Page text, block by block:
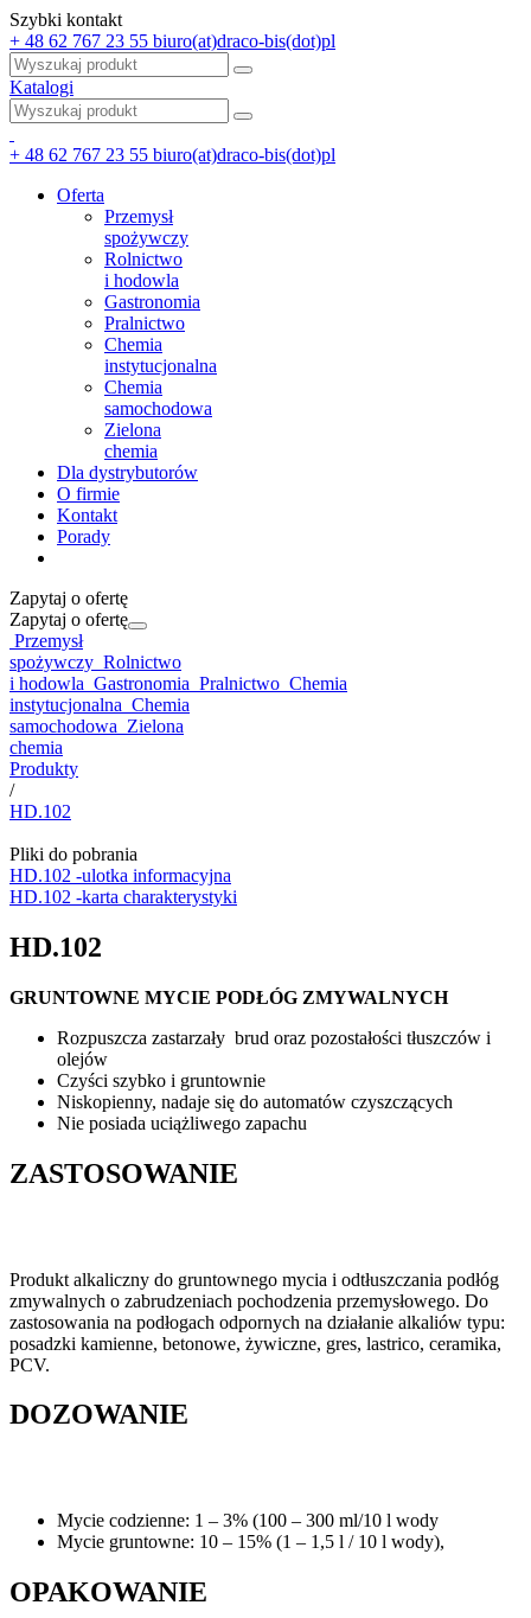
Szybki kontakt
+ 48 62 767 23 55 biuro(at)draco-bis(dot)pl
Katalogi
+ 48 62 767 23 55 biuro(at)draco-bis(dot)pl
Oferta
Przemysł
spożywczy
Rolnictwo
i hodowla
Gastronomia
Pralnictwo
Chemia
instytucjonalna
Chemia
samochodowa
Zielona
chemia
Dla dystrybutorów
O firmie
Kontakt
Porady
Zapytaj o ofertę
Zapytaj o ofertę
Przemysł
spożywczy Rolnictwo
i hodowla Gastronomia Pralnictwo Chemia
instytucjonalna Chemia
samochodowa Zielona
chemia
Produkty
/
HD.102
Pliki do pobrania
HD.102 -ulotka informacyjna
HD.102 -karta charakterystyki
HD.102
GRUNTOWNE MYCIE PODŁÓG ZMYWALNYCH
Rozpuszcza zastarzały brud oraz pozostałości tłuszczów i
olejów
Czyści szybko i gruntownie
Niskopienny, nadaje się do automatów czyszczących
Nie posiada uciążliwego zapachu
ZASTOSOWANIE
Produkt alkaliczny do gruntownego mycia i odtłuszczania podłóg
zmywalnych o zabrudzeniach pochodzenia przemysłowego. Do
zastosowania na podłogach odpornych na działanie alkaliów typu:
posadzki kamienne, betonowe, żywiczne, gres, lastrico, ceramika,
PCV.
DOZOWANIE
Mycie codzienne: 1 – 3% (100 – 300 ml/10 l wody
Mycie gruntowne: 10 – 15% (1 – 1,5 l / 10 l wody),
OPAKOWANIE